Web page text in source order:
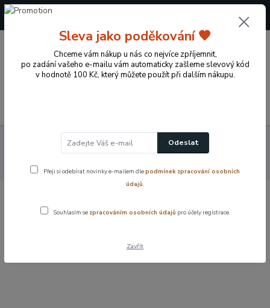
+420 724 722 973
0 Kč
Koupelnové vybavení a doplňky
Koupelnové příslušenství
Háčky a věšáky
Dřevěný věšák, nástěnný do sauny, chodby, 5 háčků 50
Dřevěný věšák, nástěnný do sauny,
Sleva jako poděkování 🧡
Chceme vám nákup u nás co nejvíce zpříjemnit,
po zadání vašeho e-mailu vám automaticky zašleme slevový kód
v hodnotě 100 Kč, který můžete použít při dalším nákupu.
Odeslat
Přeji si odebírat novinky e-mailem dlepodmínek zpracování osobních
údajů.
Souhlasím se zpracováním osobních údajů pro účely registrace.
Zavřít